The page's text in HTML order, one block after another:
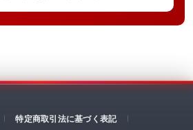
特定商取引法に基づく表記